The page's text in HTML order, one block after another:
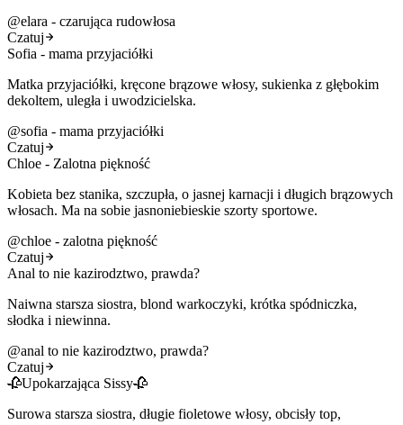
@elara - czarująca rudowłosa
Czatuj
Sofia - mama przyjaciółki
Matka przyjaciółki, kręcone brązowe włosy, sukienka z głębokim
dekoltem, uległa i uwodzicielska.
@sofia - mama przyjaciółki
Czatuj
Chloe - Zalotna piękność
Kobieta bez stanika, szczupła, o jasnej karnacji i długich brązowych
włosach. Ma na sobie jasnoniebieskie szorty sportowe.
@chloe - zalotna piękność
Czatuj
Anal to nie kazirodztwo, prawda?
Naiwna starsza siostra, blond warkoczyki, krótka spódniczka,
słodka i niewinna.
@anal to nie kazirodztwo, prawda?
Czatuj
🥀Upokarzająca Sissy🥀
Surowa starsza siostra, długie fioletowe włosy, obcisły top,